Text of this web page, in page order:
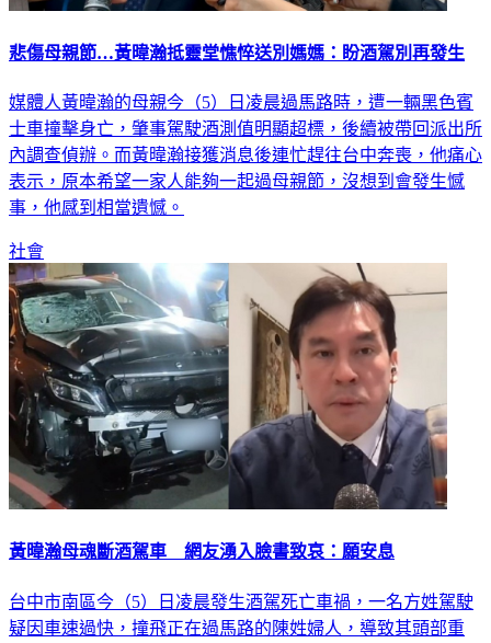
悲傷母親節…黃暐瀚抵靈堂憔悴送別媽媽：盼酒駕別再發生
媒體人黃暐瀚的母親今（5）日凌晨過馬路時，遭一輛黑色賓
士車撞擊身亡，肇事駕駛酒測值明顯超標，後續被帶回派出所
內調查偵辦。而黃暐瀚接獲消息後連忙趕往台中奔喪，他痛心
表示，原本希望一家人能夠一起過母親節，沒想到會發生憾
事，他感到相當遺憾。
社會
黃暐瀚母魂斷酒駕車 網友湧入臉書致哀：願安息
台中市南區今（5）日凌晨發生酒駕死亡車禍，一名方姓駕駛
疑因車速過快，撞飛正在過馬路的陳姓婦人，導致其頭部重